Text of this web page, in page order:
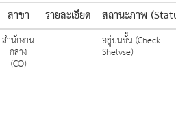
สาขา รายละเอียด สถานะภาพ
สำนักงาน
กลาง
(CO)
อยู่บนชั้น (Check
Shelvse)